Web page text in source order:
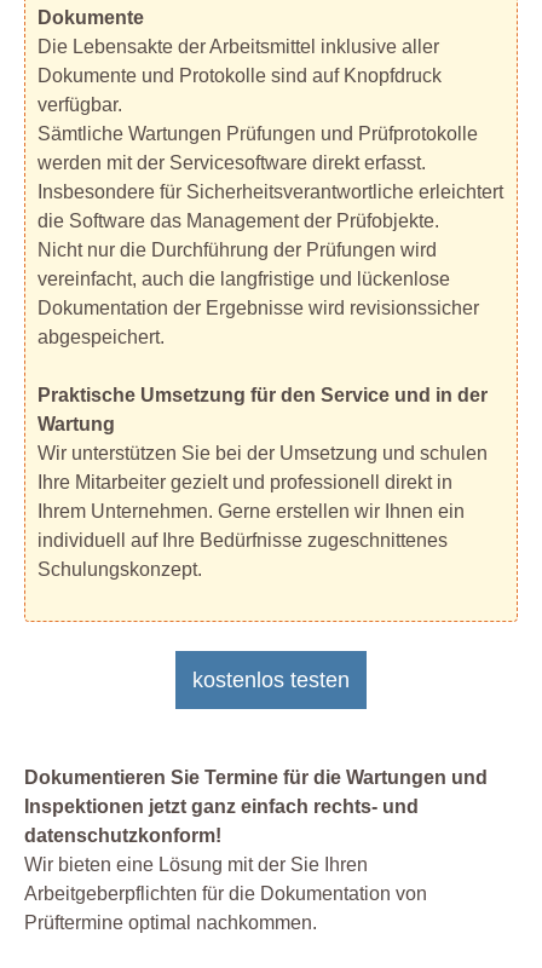
Dokumente
Die Lebensakte der Arbeitsmittel inklusive aller
Dokumente und Protokolle sind auf Knopfdruck
verfügbar.
Sämtliche Wartungen Prüfungen und Prüfprotokolle
werden mit der Servicesoftware direkt erfasst.
Insbesondere für Sicherheitsverantwortliche erleichtert
die Software das Management der Prüfobjekte.
Nicht nur die Durchführung der Prüfungen wird
vereinfacht, auch die langfristige und lückenlose
Dokumentation der Ergebnisse wird revisionssicher
abgespeichert.
Praktische Umsetzung für den Service und in der
Wartung
Wir unterstützen Sie bei der Umsetzung und schulen
Ihre Mitarbeiter gezielt und professionell direkt in
Ihrem Unternehmen. Gerne erstellen wir Ihnen ein
individuell auf Ihre Bedürfnisse zugeschnittenes
Schulungskonzept.
kostenlos testen
Dokumentieren Sie Termine für die Wartungen und
Inspektionen jetzt ganz einfach rechts- und
datenschutzkonform!
Wir bieten eine Lösung mit der Sie Ihren
Arbeitgeberpflichten für die Dokumentation von
Prüftermine optimal nachkommen.